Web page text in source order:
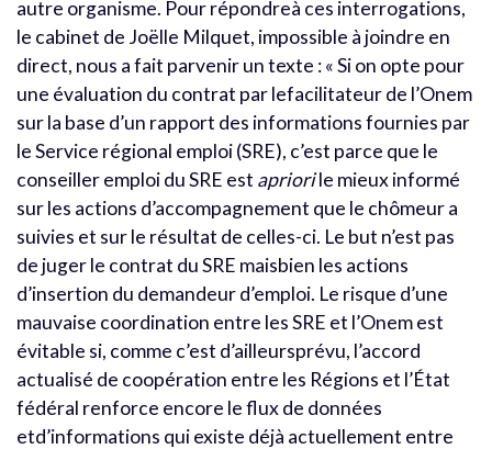
autre organisme. Pour répondreà ces interrogations,
le cabinet de Joëlle Milquet, impossible à joindre en
direct, nous a fait parvenir un texte : « Si on opte pour
une évaluation du contrat par lefacilitateur de l’Onem
sur la base d’un rapport des informations fournies par
le Service régional emploi (SRE), c’est parce que le
conseiller emploi du SRE est apriorile mieux informé
sur les actions d’accompagnement que le chômeur a
suivies et sur le résultat de celles-ci. Le but n’est pas
de juger le contrat du SRE maisbien les actions
d’insertion du demandeur d’emploi. Le risque d’une
mauvaise coordination entre les SRE et l’Onem est
évitable si, comme c’est d’ailleursprévu, l’accord
actualisé de coopération entre les Régions et l’État
fédéral renforce encore le flux de données
etd’informations qui existe déjà actuellement entre